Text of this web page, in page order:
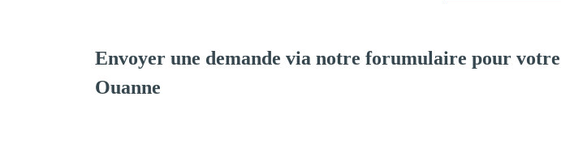
Envoyer une demande via notre forumulaire pour
Ouanne